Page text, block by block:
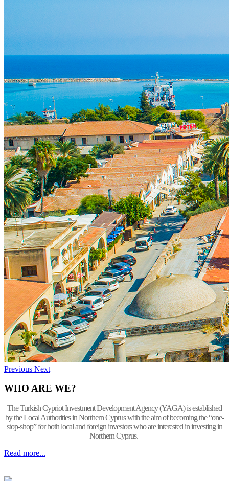
Previous Next
WHO ARE WE?
The Turkish Cypriot Investment Development Agency (YAGA) is established
by the Local Authorities in Northern Cyprus with the aim of becoming the “one-
stop-shop” for both local and foreign investors who are interested in investing in
Northern Cyprus.
Read more...